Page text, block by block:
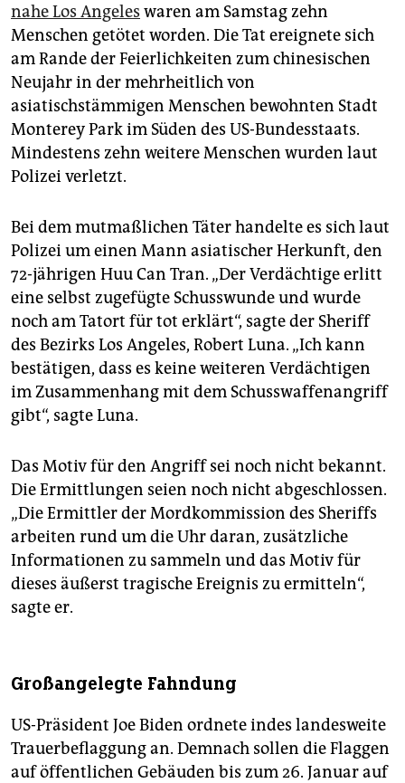
nahe Los Angeles waren am Samstag zehn
Menschen getötet worden. Die Tat ereignete sich
am Rande der Feierlichkeiten zum chinesischen
Neujahr in der mehrheitlich von
asiatischstämmigen Menschen bewohnten Stadt
Monterey Park im Süden des US-Bundesstaats.
Mindestens zehn weitere Menschen wurden laut
Polizei verletzt.
Bei dem mutmaßlichen Täter handelte es sich laut
Polizei um einen Mann asiatischer Herkunft, den
72-jährigen Huu Can Tran. „Der Verdächtige erlitt
eine selbst zugefügte Schusswunde und wurde
noch am Tatort für tot erklärt“, sagte der Sheriff
des Bezirks Los Angeles, Robert Luna. „Ich kann
bestätigen, dass es keine weiteren Verdächtigen
im Zusammenhang mit dem Schusswaffenangriff
gibt“, sagte Luna.
Das Motiv für den Angriff sei noch nicht bekannt.
Die Ermittlungen seien noch nicht abgeschlossen.
„Die Ermittler der Mordkommission des Sheriffs
arbeiten rund um die Uhr daran, zusätzliche
Informationen zu sammeln und das Motiv für
dieses äußerst tragische Ereignis zu ermitteln“,
sagte er.
Großangelegte Fahndung
US-Präsident Joe Biden ordnete indes landesweite
Trauerbeflaggung an. Demnach sollen die Flaggen
auf öffentlichen Gebäuden bis zum 26. Januar auf